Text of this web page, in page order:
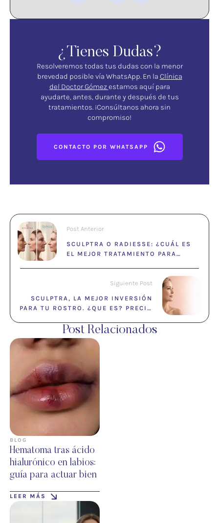
¿Tienes Dudas?
Resolveremos todas tus dudas con la menor
brevedad posible vía WhatsApp. En la Clínica
del Doctor Gómezestamos aquí para
ayudarte, antes, durante y después de tus
tratamientos. ¡Consúltanos ahora sin
compromiso!
CONTACTO POR WHATSAPP
Post Anterior
SCULPTRA O RADIESSE: ¿CUÁL ES
EL MEJOR TRATAMIENTO PARA
Siguiente Post
SCULPTRA, LA MEJOR INVERSIÓN
PARA TU ROSTRO. ¿QUE ES? PRECIO
Post Relacionados
BLOG
Hematoma tras ácido
hialurónico en labios:
guía para actuar bien
LEER MÁS